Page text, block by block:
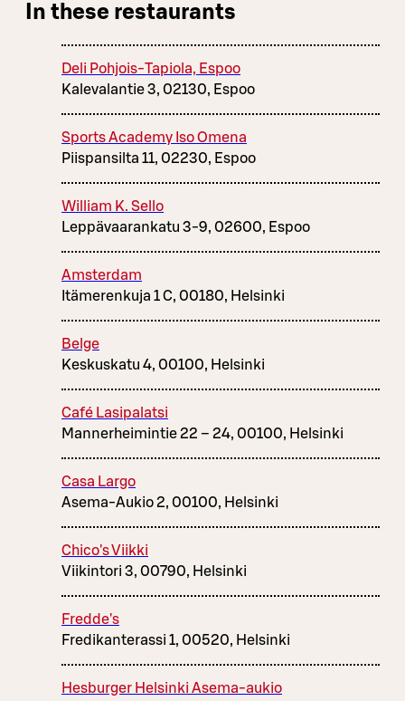
In these restaurants
Deli Pohjois-Tapiola, Espoo
Kalevalantie 3, 02130, Espoo
Sports Academy Iso Omena
Piispansilta 11, 02230, Espoo
William K. Sello
Leppävaarankatu 3-9, 02600, Espoo
Amsterdam
Itämerenkuja 1 C, 00180, Helsinki
Belge
Keskuskatu 4, 00100, Helsinki
Café Lasipalatsi
Mannerheimintie 22 – 24, 00100, Helsinki
Casa Largo
Asema-Aukio 2, 00100, Helsinki
Chico's Viikki
Viikintori 3, 00790, Helsinki
Fredde's
Fredikanterassi 1, 00520, Helsinki
Hesburger Helsinki Asema-aukio